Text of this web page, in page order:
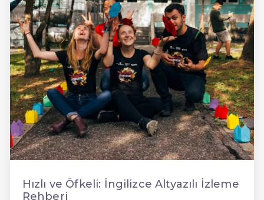
Anasayfa
5 Günde İngilizce
İngilizce
Dil Eğitimi
En Hızlı İngilizce
En Kolay İngilizce
En Ucuz İngilizce
En Uygun İngilizce
Hızlı ve Öfkeli: İngilizce Altyazılı İzleme
Rehberi